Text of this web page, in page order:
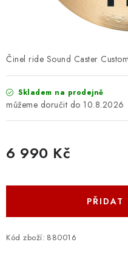
AKCE A SLEVY
OBCHODNÍ PODMÍNKY
ZÁSADY ZPRACOVÁNÍ
O E-SHOPU
OBCHODNÍ PODMÍNKY
ZÁSADY ZPRACOVÁNÍ
Činel ride Sound Caster
Skladem na prodejně
10.8.2026
6 990 Kč
PŘIDAT
Kód zboží: 880016